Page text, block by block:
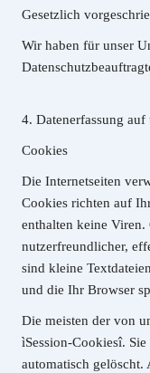
Gesetzlich
Wir haben für unser
4. Datenerfassung auf
Cookies
Die Internetseiten
Cookies richten auf
enthalten keine Viren.
nutzerfreundlicher,
sind kleine
und die Ihr Browser
Die meisten der von
ìSession-Cookiesî.
automatisch